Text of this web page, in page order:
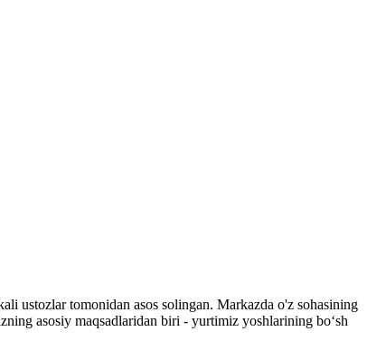
ustozlar tomonidan asos solingan. Markazda o'z sohasining
asosiy maqsadlaridan biri - yurtimiz yoshlarining bo‘sh